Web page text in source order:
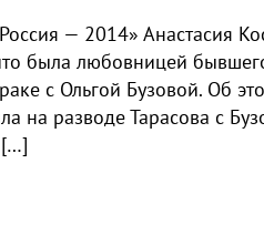
— 2014» Анастасия
была любовницей
с Ольгой Бузовой. Об
на разводе Тарасова с
[…]